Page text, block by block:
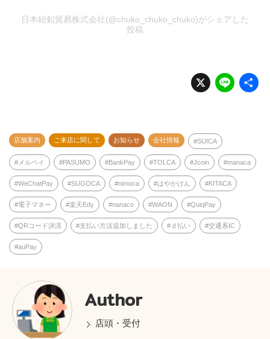
日本紐釦貿易株式会社(@chuko_chuko_chuko)がシェアした
投稿
X Li
n
店舗案内 ご来店に関して お知らせ 会社情報 SUICA
メルペイ PASUMO BankPay TOLCA Jcoin manaca
WeChatPay SUGOCA nimoca はやかけん KITACA
電子マネー 楽天Edy nanaco WAON QuiqPay
QRコード決済 支払い方法追加しました ｄ払い 交通系IC
auPay
Author
店頭・受付